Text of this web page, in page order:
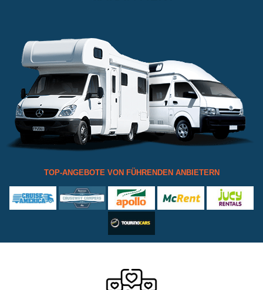
TOP-ANGEBOTE VON FÜHRENDEN ANBIETERN